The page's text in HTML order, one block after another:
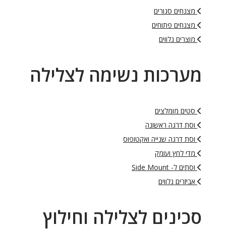
מצנחים סגורים
מצנחים פתוחים
מוצרים נלווים
מערכות נשימה לצלילה
סטים מומלצים
וסת דרגה ראשונה
וסת דרגה שנייה ואקטופוס
מדי לחץ ועומק
וסתים ל- Side Mount
אביזרים נלווים
סכינים לצלילה וחילוץ